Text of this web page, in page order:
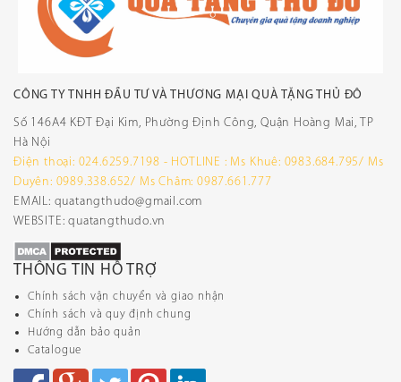
CÔNG TY TNHH ĐẦU TƯ VÀ THƯƠNG MẠI QUÀ TẶNG THỦ ĐÔ
Số 146A4 KĐT Đại Kim, Phường Định Công, Quận Hoàng Mai, TP
Hà Nội
Điện thoại: 024.6259.7198 - HOTLINE : Ms Khuê: 0983.684.795/ Ms
Duyên: 0989.338.652/ Ms Châm: 0987.661.777
EMAIL: quatangthudo@gmail.com
WEBSITE: quatangthudo.vn
THÔNG TIN HỖ TRỢ
Chính sách vận chuyển và giao nhận
Chính sách và quy định chung
Hướng dẫn bảo quản
Catalogue